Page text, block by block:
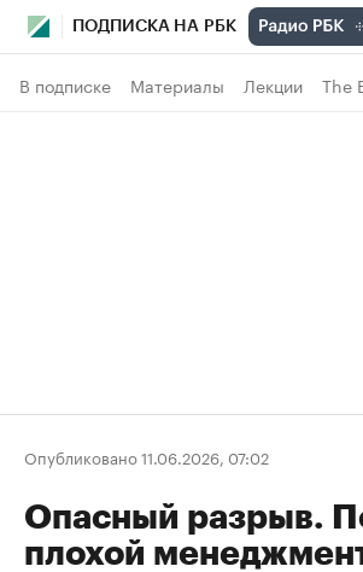
ПОДПИСКА НА РБК
В подписке Материалы Лекции The
Опубликовано 11.06.2026, 07:02
Опасный разрыв.
плохой